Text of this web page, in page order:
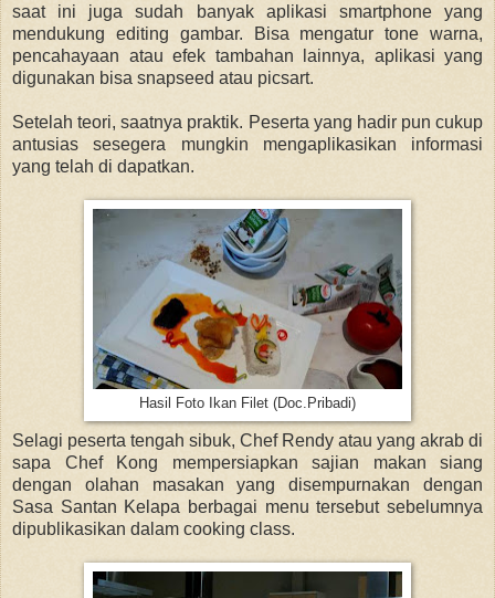
saat ini juga sudah banyak aplikasi smartphone yang
mendukung editing gambar. Bisa mengatur tone warna,
pencahayaan atau efek tambahan lainnya, aplikasi yang
digunakan bisa snapseed atau picsart.
Setelah teori, saatnya praktik. Peserta yang hadir pun cukup
antusias sesegera mungkin mengaplikasikan informasi
yang telah di dapatkan.
Hasil Foto Ikan Filet (Doc.Pribadi)
Selagi peserta tengah sibuk, Chef Rendy atau yang akrab di
sapa Chef Kong mempersiapkan sajian makan siang
dengan olahan masakan yang disempurnakan dengan
Sasa Santan Kelapa berbagai menu tersebut sebelumnya
dipublikasikan dalam cooking class.